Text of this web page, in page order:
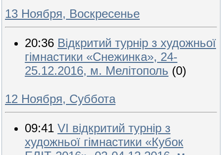
13 Ноября, Воскресенье
20:36 Відкритий турнір з художньої
гімнастики «Снежинка», 24-
25.12.2016, м. Мелітополь (0)
12 Ноября, Суббота
09:41 VI відкритий турнір з
художньої гімнастики «Кубок